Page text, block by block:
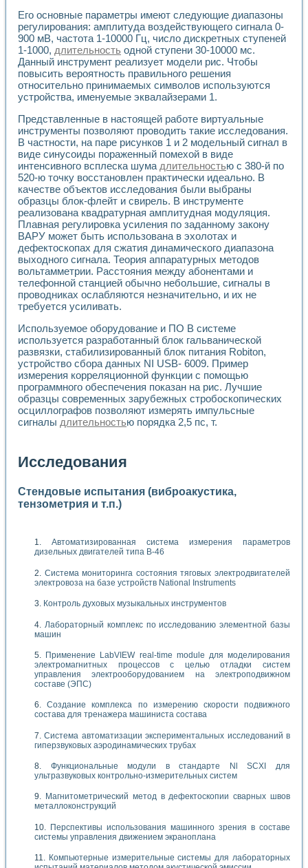
Его основные параметры имеют следующие диапазоны
регулирования: амплитуда воздействующего сигнала 0-
900 мВ, частота 1-10000 Гц, число дискретных ступеней
1-1000, длительность одной ступени 30-10000 мс.
Данный инструмент реализует модели рис. Чтобы
повысить вероятность правильного решения
относительно принимаемых символов используются
устройства, именуемые эквалайзерами 1.
Представленные в настоящей работе виртуальные
инструменты позволяют проводить такие исследования.
В частности, на паре рисунков 1 и 2 модельный сигнал в
виде синусоиды пораженный помехой в виде
интенсивного всплеска шумадлительностью с 380-й по
520-ю точку восстановлен практически идеально. В
качестве объектов исследования были выбраны
образцы блок-флейт и свирель. В инструменте
реализована квадратурная амплитудная модуляция.
Плавная регулировка усиления по заданному закону
ВАРУ может быть использована в эхолотах и
дефектоскопах для сжатия динамического диапазона
выходного сигнала. Теория аппаратурных методов
вольтамметрии. Расстояния между абонентами и
телефонной станцией обычно небольшие, сигналы в
проводниках ослабляются незначительно, и их не
требуется усиливать.
Используемое оборудование и ПО В системе
используется разработанный блок гальванической
развязки, стабилизированный блок питания Robiton,
устройство сбора данных NI USB- 6009. Пример
измерения корреляционной функции с помощью
программного обеспечения показан на рис. Лучшие
образцы современных зарубежных стробоскопических
осциллографов позволяют измерять импульсные
сигналы длительностью порядка 2,5 пс, т.
Исследования
Стендовые испытания (виброакустика,
тензометрия и т.п.)
Автоматизированная система измерения параметров
дизельных двигателей типа В-46
Система мониторинга состояния тяговых электродвигателей
электровоза на базе устройств National Instruments
Контроль духовых музыкальных инструментов
Лабораторный комплекс по исследованию элементной базы
машин
Применение LabVIEW real-time module для моделирования
электромагнитных процессов с целью отладки систем
управления электрооборудованием на электроподвижном
составе (ЭПС)
Создание комплекса по измерению скорости подвижного
состава для тренажера машиниста состава
Система автоматизации экспериментальных исследований в
гиперзвуковых аэродинамических трубах
Функциональные модули в стандарте Nl SCXI для
ультразвуковых контрольно-измерительных систем
Магнитометрический метод в дефектоскопии сварных швов
металлоконструкций
Перспективы использования машинного зрения в составе
системы управления движением экраноплана
Компьютерные измерительные системы для лабораторных